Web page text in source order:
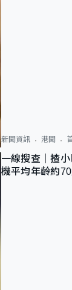
新聞資訊 港聞
一線搜查｜揸
機平均年齡約